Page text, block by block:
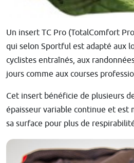
Un insert TC Pro (TotalComfort
qui selon Sportful est adapté aux
cyclistes entraînés, aux
jours comme aux courses
Cet insert bénéficie de plusieurs
épaisseur variable continue et est
sa surface pour plus de